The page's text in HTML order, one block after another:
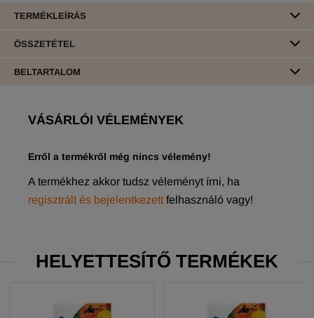
TERMÉKLEÍRÁS
ÖSSZETÉTEL
BELTARTALOM
VÁSÁRLÓI VÉLEMÉNYEK
Erről a termékről még nincs vélemény!
A termékhez akkor tudsz véleményt írni, ha
regisztrált és bejelentkezett felhasználó vagy!
HELYETTESÍTŐ TERMÉKEK